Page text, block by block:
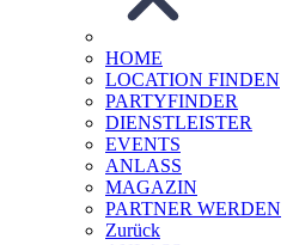
HOME
LOCATION FINDEN
PARTYFINDER
DIENSTLEISTER
EVENTS
ANLASS
MAGAZIN
PARTNER WERDEN
Zurück